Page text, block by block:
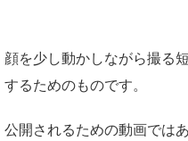
顔を少し動かしながら撮る
するためのものです。
公開されるための動画では